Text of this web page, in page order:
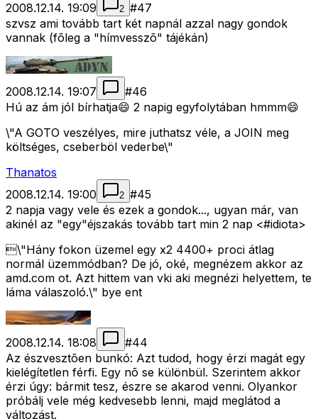
2008.12.14. 19:09 2 #47
szvsz ami tovább tart két napnál azzal nagy gondok
vannak (fõleg a "hímvesszõ" tájékán)
2008.12.14. 19:07 #46
Hú az ám jól bírhatja😄 2 napig egyfolytában hmmm😄
\"A GOTO veszélyes, mire juthatsz véle, a JOIN meg
költséges, cseberböl vederbe\"
Thanatos
2008.12.14. 19:00
2 #45
2 napja vagy vele és ezek a gondok..., ugyan már, van
akinél az "egy"éjszakás tovább tart min 2 nap <#idiota>
\"Hány fokon üzemel egy x2 4400+ proci átlag
normál üzemmódban? De jó, oké, megnézem akkor az
amd.com ot. Azt hittem van vki aki megnézi helyettem, te
láma válaszoló.\" bye ent
2008.12.14. 18:08 #44
Az észvesztõen bunkó: Azt tudod, hogy érzi magát egy
kielégítetlen férfi. Egy nõ se különbül. Szerintem akkor
érzi úgy: bármit tesz, észre se akarod venni. Olyankor
próbálj vele még kedvesebb lenni, majd meglátod a
változást.